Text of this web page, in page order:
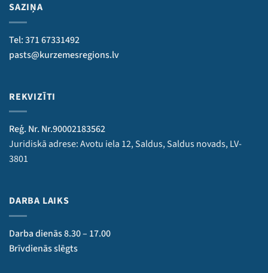
SAZIŅA
Tel: 371 67331492
pasts@kurzemesregions.lv
REKVIZĪTI
Reģ. Nr. Nr.90002183562
Juridiskā adrese: Avotu iela 12, Saldus, Saldus novads, LV-
3801
DARBA LAIKS
Darba dienās 8.30 – 17.00
Brīvdienās slēgts